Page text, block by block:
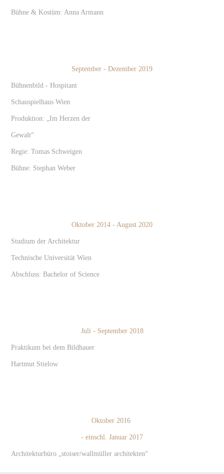
Bühne & Kostüm: Anna Armann
September - Dezember 2019
Bühnenbild - Hospitant
Schauspielhaus Wien
Produktion: „Im Herzen der
Gewalt“
Regie: Tomas Schweigen
Bühne: Stephan Weber
Oktober 2014 - August 2020
Studium der Architektur
Technische Universität Wien
Abschluss: Bachelor of Science
Juli - September 2018
Praktikum bei dem Bildhauer
Hartmut Stielow
Oktober 2016
- einschl. Januar 2017
Architekturbüro „stoiser/wallmüller architekten“